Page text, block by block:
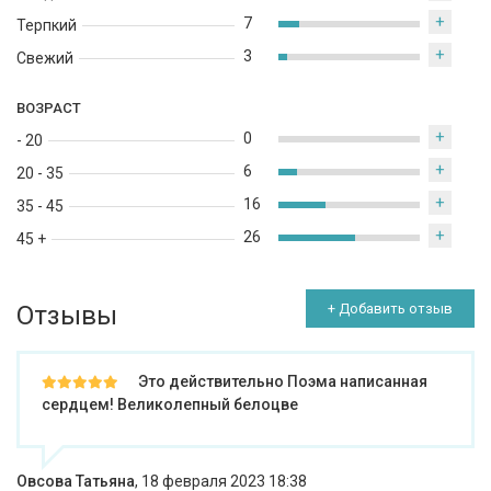
Терпкий
Свежий
7 +
3 +
ВОЗРАСТ
- 20
20 - 35
35 - 45
45 +
0 +
6 +
16 +
26 +
Отзывы + Добавить отзыв
Это действительно Поэма написанная
сердцем! Великолепный белоцве
Овсова Татьяна, 18 февраля 2023 18:38